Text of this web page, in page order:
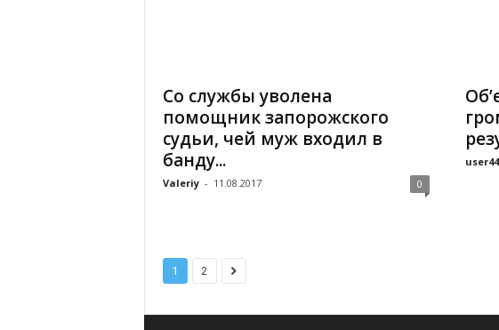
Со службы уволена
помощник запорожского
судьи, чей муж входил в
банду...
Valeriy - 11.08.2017 0
1 2